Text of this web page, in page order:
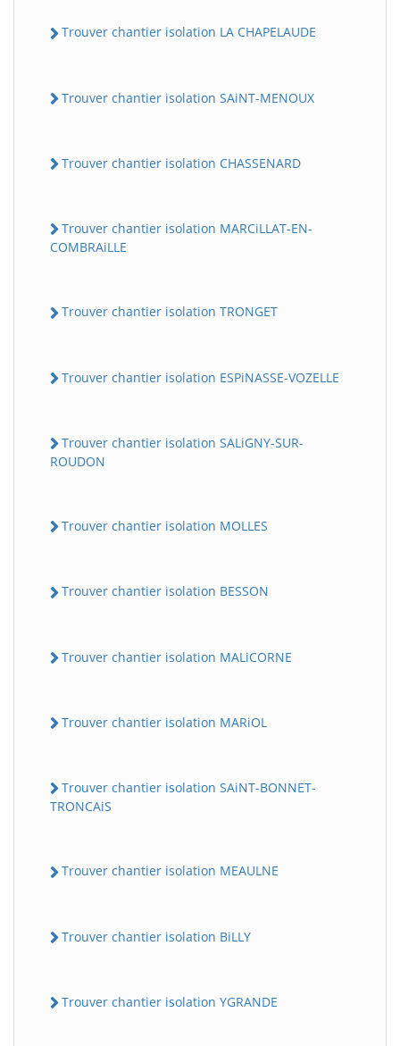
Trouver chantier isolation LA CHAPELAUDE
Trouver chantier isolation SAiNT-MENOUX
Trouver chantier isolation CHASSENARD
Trouver chantier isolation MARCiLLAT-EN-
COMBRAiLLE
Trouver chantier isolation TRONGET
Trouver chantier isolation ESPiNASSE-VOZELLE
Trouver chantier isolation SALiGNY-SUR-
ROUDON
Trouver chantier isolation MOLLES
Trouver chantier isolation BESSON
Trouver chantier isolation MALiCORNE
Trouver chantier isolation MARiOL
Trouver chantier isolation SAiNT-BONNET-
TRONCAiS
Trouver chantier isolation MEAULNE
Trouver chantier isolation BiLLY
Trouver chantier isolation YGRANDE